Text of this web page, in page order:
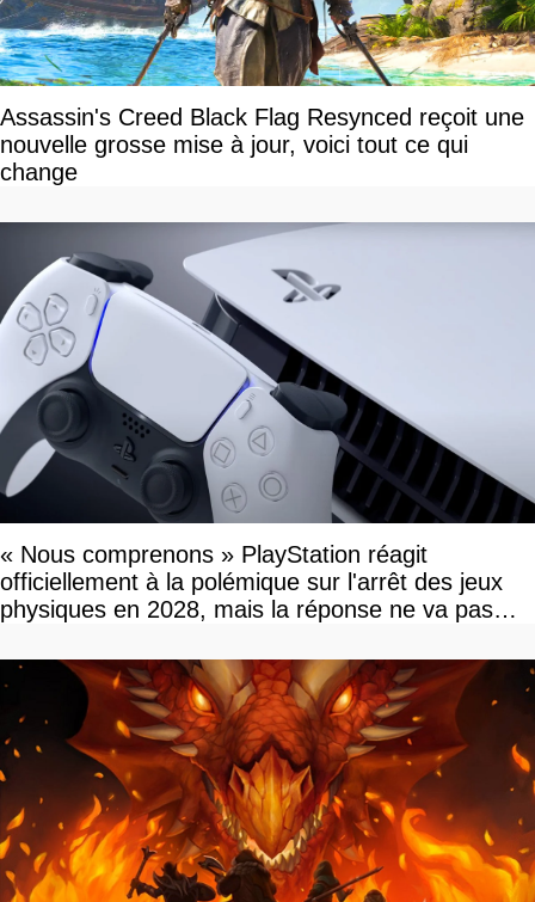
Assassin's Creed Black Flag Resynced reçoit une
nouvelle grosse mise à jour, voici tout ce qui
change
« Nous comprenons » PlayStation réagit
officiellement à la polémique sur l'arrêt des jeux
physiques en 2028, mais la réponse ne va pas